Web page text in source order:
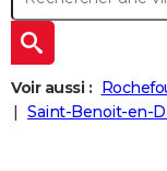
Retraite
Impôts
Epargne
Immobilier
Risques naturels par
Banque
Assurance
Crédit
AUTO
Essais
Réserver un essai
Citadines
Berlines
SUV
Forum auto
+
HIGH-TECH
Mobiles
Meilleur smartphone
Internet
Ordinateurs
Jeux vidéo
Guide high-tech
BRICOLAGE
Voir aussi :
Saint-Benoit-en-